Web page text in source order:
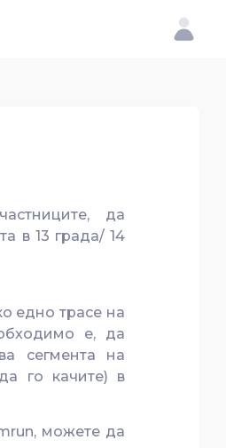
да
в 13 града/ 14
едно трасе на
е, да
сегмента на
го качите) в
можете да